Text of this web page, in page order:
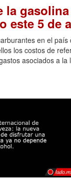
la
este 5 de
en el
los costos de
asociados a la